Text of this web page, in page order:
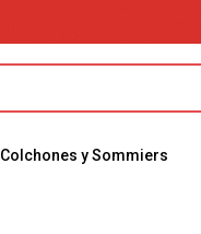
Colchones y Sommiers